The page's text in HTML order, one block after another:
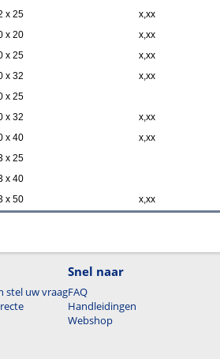
x 25
x,xx
x 20
x,xx
x 25
x,xx
x 32
x,xx
x 25
x 32
x,xx
x 40
x,xx
x 25
x 40
x 50
x,xx
stel uw vraag
Snel naar
FAQ
Handleidingen
Webshop